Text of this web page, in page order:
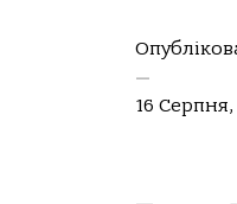
—
16